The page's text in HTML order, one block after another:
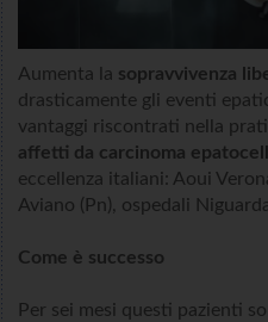
Aumenta la sopravvivenza
drasticamente gli eventi
vantaggi riscontrati nella
affetti da carcinoma
eccellenza italiani: Aoui
Aviano (Pn), ospedali
Come è successo
Per sei mesi questi pazienti